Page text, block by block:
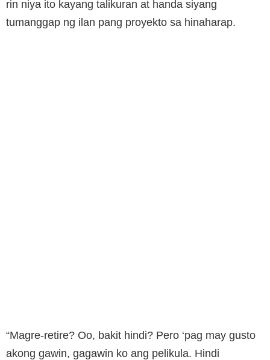
rin niya ito kayang talikuran at handa siyang
tumanggap ng ilan pang proyekto sa hinaharap.
“Magre-retire? Oo, bakit hindi? Pero ‘pag may gusto
akong gawin, gagawin ko ang pelikula. Hindi